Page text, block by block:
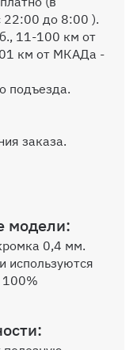
типа
ящик на
22:00 до 8:00 ).
11-100 км от
км от МКАДа -
подъезда.
заказа.
модели:
0,4 мм.
используются